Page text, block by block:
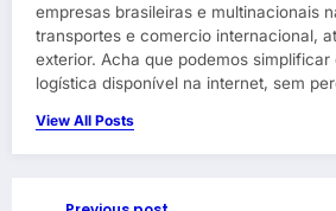
empresas brasileiras e multinacionais
transportes e comercio internacional,
exterior. Acha que podemos
logística disponível na internet, sem
View All Posts